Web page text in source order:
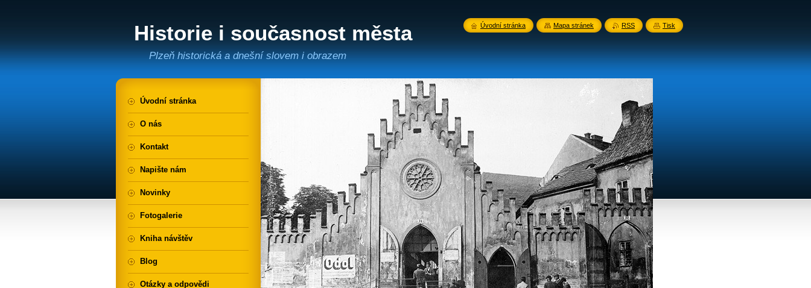
Historie i současnost města
Plzně
Plzeň historická a dnešní slovem i obrazem
Úvodní stránka
O nás
Kontakt
Napište nám
Novinky
Fotogalerie
Kniha návštěv
Blog
Otázky a odpovědi
Úvodní stránka Mapa stránek RSS Tisk